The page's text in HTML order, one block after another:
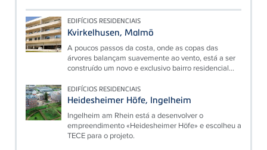
EDIFÍCIOS RESIDENCIAIS
Kvirkelhusen, Malmö
A poucos passos da costa, onde as copas das
árvores balançam suavemente ao vento, está a ser
construído um novo e exclusivo bairro residencial...
EDIFÍCIOS RESIDENCIAIS
Heidesheimer Höfe, Ingelheim
Ingelheim am Rhein está a desenvolver o
empreendimento «Heidesheimer Höfe» e escolheu a
TECE para o projeto.